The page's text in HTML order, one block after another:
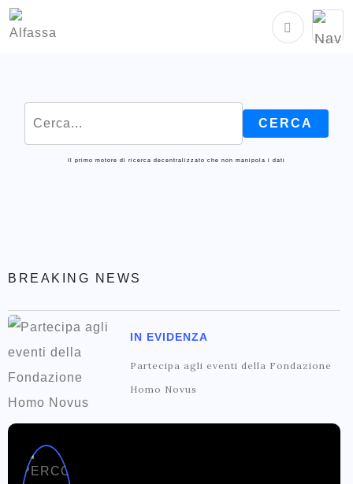
Il primo motore di ricerca decentralizzato che non manipola i dati
BREAKING NEWS
IN EVIDENZA
Partecipa agli eventi della Fondazione
Homo Novus